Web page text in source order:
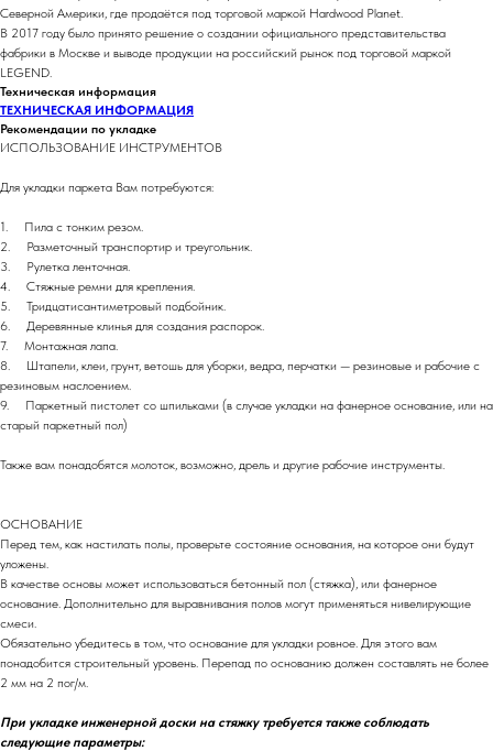
Северной Америки, где продаётся под торговой маркой Hardwood Planet.
В 2017 году было принято решение о создании официального представительства
фабрики в Москве и выводе продукции на российский рынок под торговой маркой
LEGEND.
Техническая информация
ТЕХНИЧЕСКАЯ ИНФОРМАЦИЯ
Рекомендации по укладке
ИСПОЛЬЗОВАНИЕ ИНСТРУМЕНТОВ
Для укладки паркета Вам потребуются:
1. Пила с тонким резом.
2. Разметочный транспортир и треугольник.
3. Рулетка ленточная.
4. Стяжные ремни для крепления.
5. Тридцатисантиметровый подбойник.
6. Деревянные клинья для создания распорок.
7. Монтажная лапа.
8. Штапели, клеи, грунт, ветошь для уборки, ведра, перчатки — резиновые и рабочие с
резиновым наслоением.
9. Паркетный пистолет со шпильками (в случае укладки на фанерное основание, или на
старый паркетный пол)
Также вам понадобятся молоток, возможно, дрель и другие рабочие инструменты.
ОСНОВАНИЕ
Перед тем, как настилать полы, проверьте состояние основания, на которое они будут
уложены.
В качестве основы может использоваться бетонный пол (стяжка), или фанерное
основание. Дополнительно для выравнивания полов могут применяться нивелирующие
смеси.
Обязательно убедитесь в том, что основание для укладки ровное. Для этого вам
понадобится строительный уровень. Перепад по основанию должен составлять не более
2 мм на 2 пог/м.
При укладке инженерной доски на стяжку требуется также соблюдать
следующие параметры: